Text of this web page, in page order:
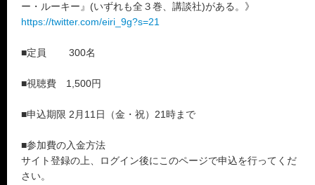
ー・ルーキー』(いずれも全３巻、講談社)がある。》
https://twitter.com/eiri_9g?s=21
■定員 300名
■視聴費 1,500円
■申込期限 2月11日（金・祝）21時まで
■参加費の入金方法
サイト登録の上、ログイン後にこのページで申込を行ってくだ
さい。